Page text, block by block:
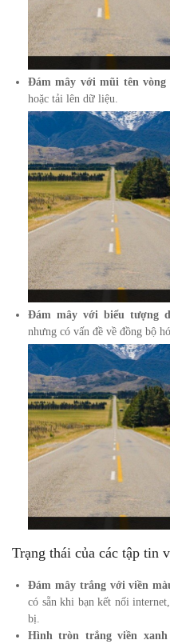
Đám mây với mũi tên vòng
hoặc tải lên dữ liệu.
Đám mây với biểu tượng
nhưng có vấn đề về đồng bộ
Trạng thái của các tập tin
Đám mây trắng với viền
có sẵn khi bạn kết nối
bị.
Hình tròn trắng viền